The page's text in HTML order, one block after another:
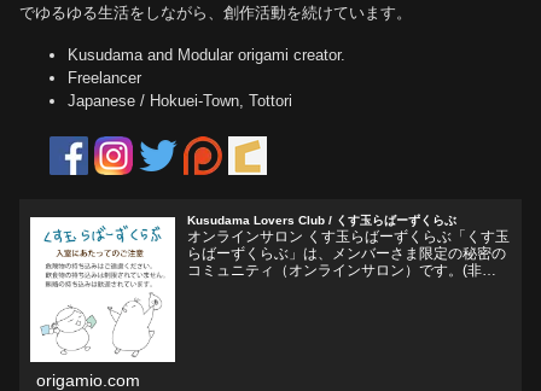
でゆるゆる生活をしながら、創作活動を続けています。
Kusudama and Modular origami creator.
Freelancer
Japanese / Hokuei-Town, Tottori
Kusudama Lovers Club / くす玉らばーずくらぶ
オンラインサロン くす玉らばーずくらぶ「くす玉
らばーずくらぶ」は、メンバーさま限定の秘密の
コミュニティ（オンラインサロン）です。(非公
origamio.com